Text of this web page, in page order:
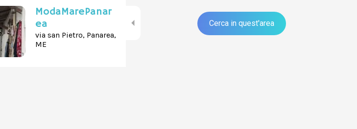
ModaMarePanar
ea
via san Pietro, Panarea,
ME
Cerca in quest'area